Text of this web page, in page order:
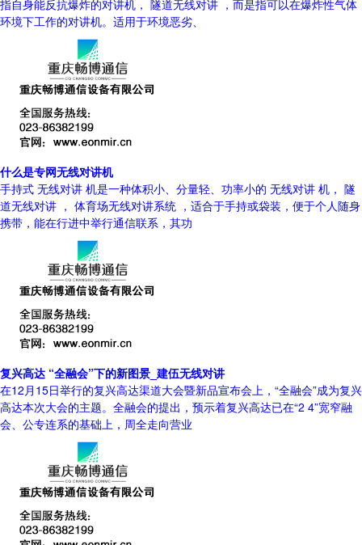
指自身能反抗爆炸的对讲机， 隧道无线对讲 ，而是指可以在爆炸性气体
环境下工作的对讲机。适用于环境恶劣、
什么是专网无线对讲机
手持式 无线对讲 机是一种体积小、分量轻、功率小的 无线对讲 机， 隧
道无线对讲 ， 体育场无线对讲系统 ，适合于手持或袋装，便于个人随身
携带，能在行进中举行通信联系，其功
复兴高达 “全融会”下的新图景_建伍无线对讲
在12月15日举行的复兴高达渠道大会暨新品宣布会上，“全融会”成为复兴
高达本次大会的主题。全融会的提出，预示着复兴高达已在“2 4”宽窄融
会、公专连系的基础上，周全走向营业